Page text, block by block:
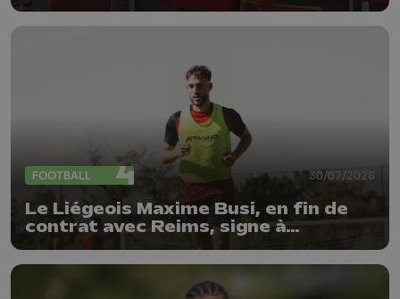
FOOTBALL 30/07/2026
Le Liégeois Maxime Busi, en fin de
contrat avec Reims, signe à